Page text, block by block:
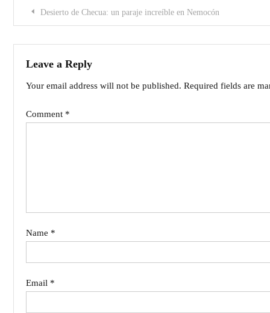
PostDesierto de Checua: un paraje increíble en Nemocón
Leave a Reply
Your email address will not be published. Required fields are
Comment *
Name *
Email *